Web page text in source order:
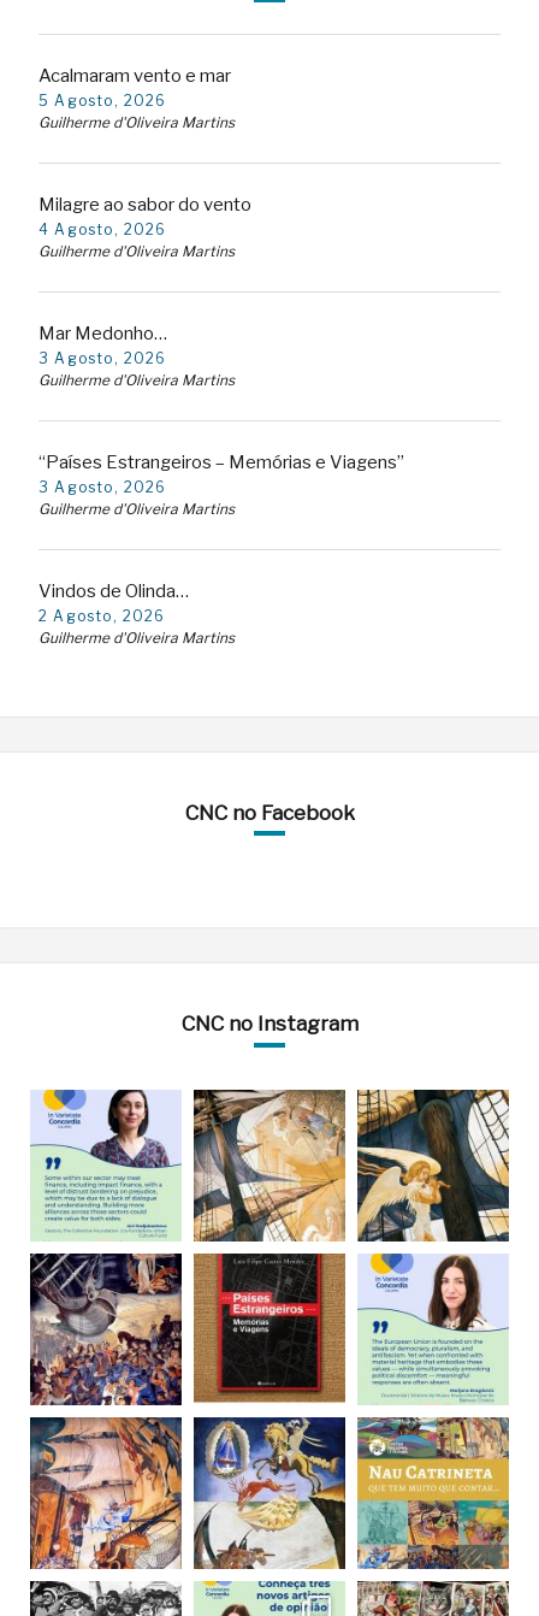
Acalmaram vento e mar
5 Agosto, 2026
Guilherme d'Oliveira Martins
Milagre ao sabor do vento
4 Agosto, 2026
Guilherme d'Oliveira Martins
Mar Medonho…
3 Agosto, 2026
Guilherme d'Oliveira Martins
“Países Estrangeiros – Memórias e Viagens”
3 Agosto, 2026
Guilherme d'Oliveira Martins
Vindos de Olinda…
2 Agosto, 2026
Guilherme d'Oliveira Martins
CNC no Facebook
CNC no Instagram